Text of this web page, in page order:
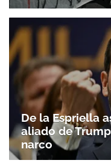
De la Espriella
aliado de
narco